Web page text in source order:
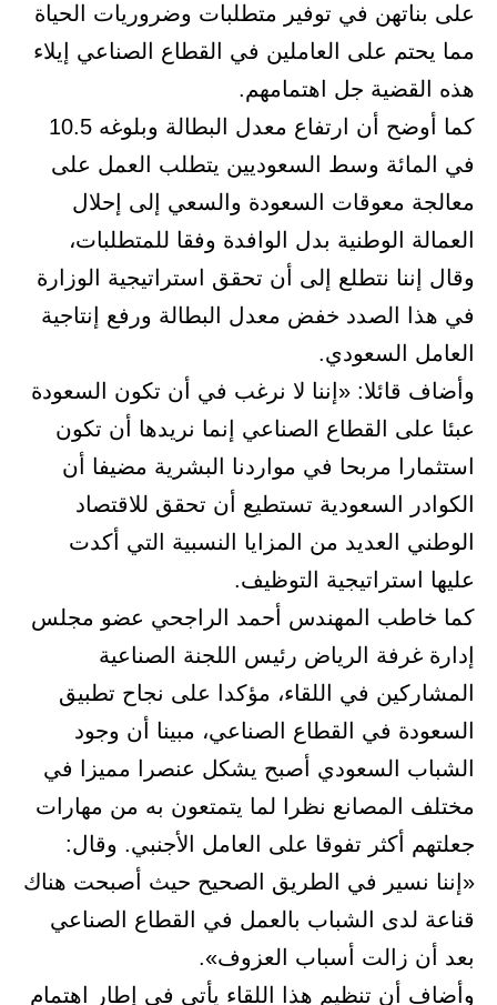
على بناتهن في توفير متطلبات وضروريات الحياة
مما يحتم على العاملين في القطاع الصناعي إيلاء
هذه القضية جل اهتمامهم.
كما أوضح أن ارتفاع معدل البطالة وبلوغه 10.5
في المائة وسط السعوديين يتطلب العمل على
معالجة معوقات السعودة والسعي إلى إحلال
العمالة الوطنية بدل الوافدة وفقا للمتطلبات،
وقال إننا نتطلع إلى أن تحقق استراتيجية الوزارة
في هذا الصدد خفض معدل البطالة ورفع إنتاجية
العامل السعودي.
وأضاف قائلا: «إننا لا نرغب في أن تكون السعودة
عبئا على القطاع الصناعي إنما نريدها أن تكون
استثمارا مربحا في مواردنا البشرية مضيفا أن
الكوادر السعودية تستطيع أن تحقق للاقتصاد
الوطني العديد من المزايا النسبية التي أكدت
عليها استراتيجية التوظيف.
كما خاطب المهندس أحمد الراجحي عضو مجلس
إدارة غرفة الرياض رئيس اللجنة الصناعية
المشاركين في اللقاء، مؤكدا على نجاح تطبيق
السعودة في القطاع الصناعي، مبينا أن وجود
الشباب السعودي أصبح يشكل عنصرا مميزا في
مختلف المصانع نظرا لما يتمتعون به من مهارات
جعلتهم أكثر تفوقا على العامل الأجنبي. وقال:
«إننا نسير في الطريق الصحيح حيث أصبحت هناك
قناعة لدى الشباب بالعمل في القطاع الصناعي
بعد أن زالت أسباب العزوف».
وأضاف أن تنظيم هذا اللقاء يأتي في إطار اهتمام